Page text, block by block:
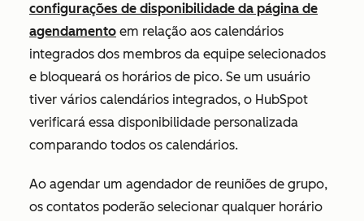
configurações de disponibilidade da página de
agendamento em relação aos calendários
integrados dos membros da equipe selecionados
e bloqueará os horários de pico. Se um usuário
tiver vários calendários integrados, o HubSpot
verificará essa disponibilidade personalizada
comparando todos os calendários.
Ao agendar um agendador de reuniões de grupo,
os contatos poderão selecionar qualquer horário